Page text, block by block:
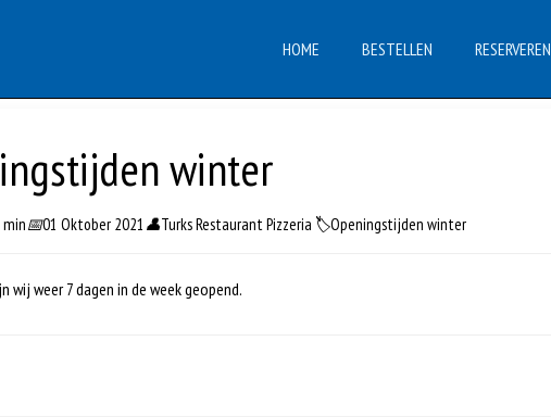
HOME BESTELLEN RESERVEREN
winter
📅01 Oktober 2021 👤Turks Restaurant Pizzeria 🏷️Openingstijden winter
weer 7 dagen in de week geopend.